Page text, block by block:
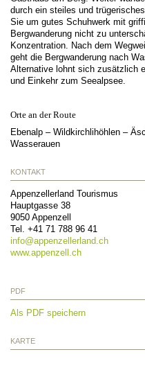
durch ein steiles und
Sie um gutes Schuhwerk mit
Bergwanderung nicht zu
Konzentration. Nach dem
geht die Bergwanderung nach
Alternative lohnt sich zusätzlich
und Einkehr zum Seealpsee.
Orte an der Route
Ebenalp – Wildkirchlihöhlen –
Wasserauen
KONTAKT
Appenzellerland Tourismus
Hauptgasse 38
9050 Appenzell
Tel. +41 71 788 96 41
info@appenzellerland.ch
www.appenzell.ch
PDF
Als PDF speichern
KARTE